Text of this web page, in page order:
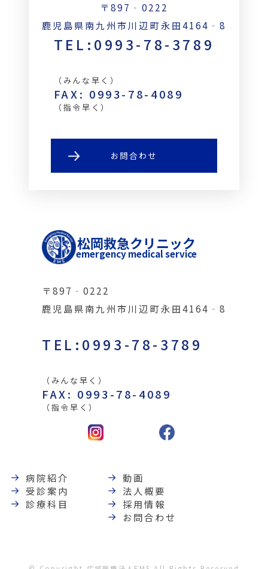
〒897‐0222
鹿児島県南九州市川辺町永田4164‐8
TEL:0993-78-3789
（みんな早く）
FAX: 0993-78-4089
（指令早く）
お問合わせ
松岡救急クリニック
emergency medical service
〒897‐0222
鹿児島県南九州市川辺町永田4164‐8
TEL:0993-78-3789
（みんな早く）
FAX: 0993-78-4089
（指令早く）
病院紹介
受診案内
診療科目
動画
法人概要
採用情報
お問合わせ